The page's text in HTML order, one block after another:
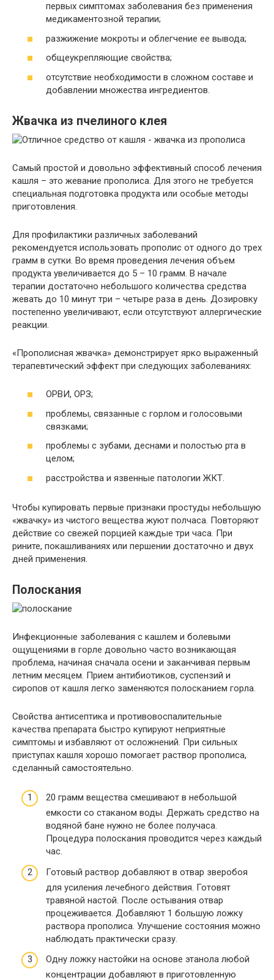
первых симптомах заболевания без применения
медикаментозной терапии;
разжижение мокроты и облегчение ее вывода;
общеукрепляющие свойства;
отсутствие необходимости в сложном составе и
добавлении множества ингредиентов.
Жвачка из пчелиного клея
Самый простой и довольно эффективный способ лечения
кашля – это жевание прополиса. Для этого не требуется
специальная подготовка продукта или особые методы
приготовления.
Для профилактики различных заболеваний
рекомендуется использовать прополис от одного до трех
грамм в сутки. Во время проведения лечения объем
продукта увеличивается до 5 – 10 грамм. В начале
терапии достаточно небольшого количества средства
жевать до 10 минут три – четыре раза в день. Дозировку
постепенно увеличивают, если отсутствуют аллергические
реакции.
«Прополисная жвачка» демонстрирует ярко выраженный
терапевтический эффект при следующих заболеваниях:
ОРВИ, ОРЗ;
проблемы, связанные с горлом и голосовыми
связками;
проблемы с зубами, деснами и полостью рта в
целом;
расстройства и язвенные патологии ЖКТ.
Чтобы купировать первые признаки простуды небольшую
«жвачку» из чистого вещества жуют полчаса. Повторяют
действие со свежей порцией каждые три часа. При
рините, покашливаниях или першении достаточно и двух
дней применения.
Полоскания
Инфекционные заболевания с кашлем и болевыми
ощущениями в горле довольно часто возникающая
проблема, начиная сначала осени и заканчивая первым
летним месяцем. Прием антибиотиков, суспензий и
сиропов от кашля легко заменяются полосканием горла.
Свойства антисептика и противовоспалительные
качества препарата быстро купируют неприятные
симптомы и избавляют от осложнений. При сильных
приступах кашля хорошо помогает раствор прополиса,
сделанный самостоятельно.
20 грамм вещества смешивают в небольшой
емкости со стаканом воды. Держать средство на
водяной бане нужно не более получаса.
Процедура полоскания проводится через каждый
час.
Готовый раствор добавляют в отвар зверобоя
для усиления лечебного действия. Готовят
травяной настой. После остывания отвар
процеживается. Добавляют 1 большую ложку
раствора прополиса. Улучшение состояния можно
наблюдать практически сразу.
Одну ложку настойки на основе этанола любой
концентрации добавляют в приготовленную